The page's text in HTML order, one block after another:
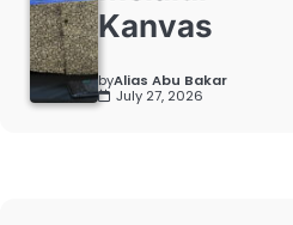
Kanvas
byAlias Abu Bakar
July 27, 2026